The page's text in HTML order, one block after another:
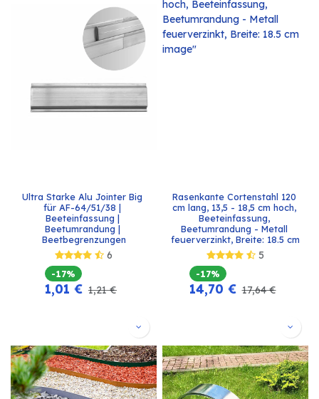
Ultra Starke Alu Jointer Big
für AF-64/51/38 |
Beeteinfassung |
Beetumrandung |
Beetbegrenzungen
6
-17%
1,01 € 1,21€
Rasenkante Cortenstahl 120
cm lang, 13,5 - 18,5 cm hoch,
Beeteinfassung,
Beetumrandung - Metall
feuerverzinkt, Breite: 18.5 cm
5
-17%
14,70 € 17,64€